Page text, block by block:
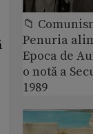
📁
Penuria
Epoca de
o notă a
1989